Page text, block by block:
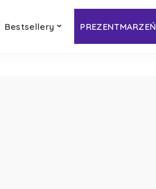
Bestsellery PREZENTMARZEŃ